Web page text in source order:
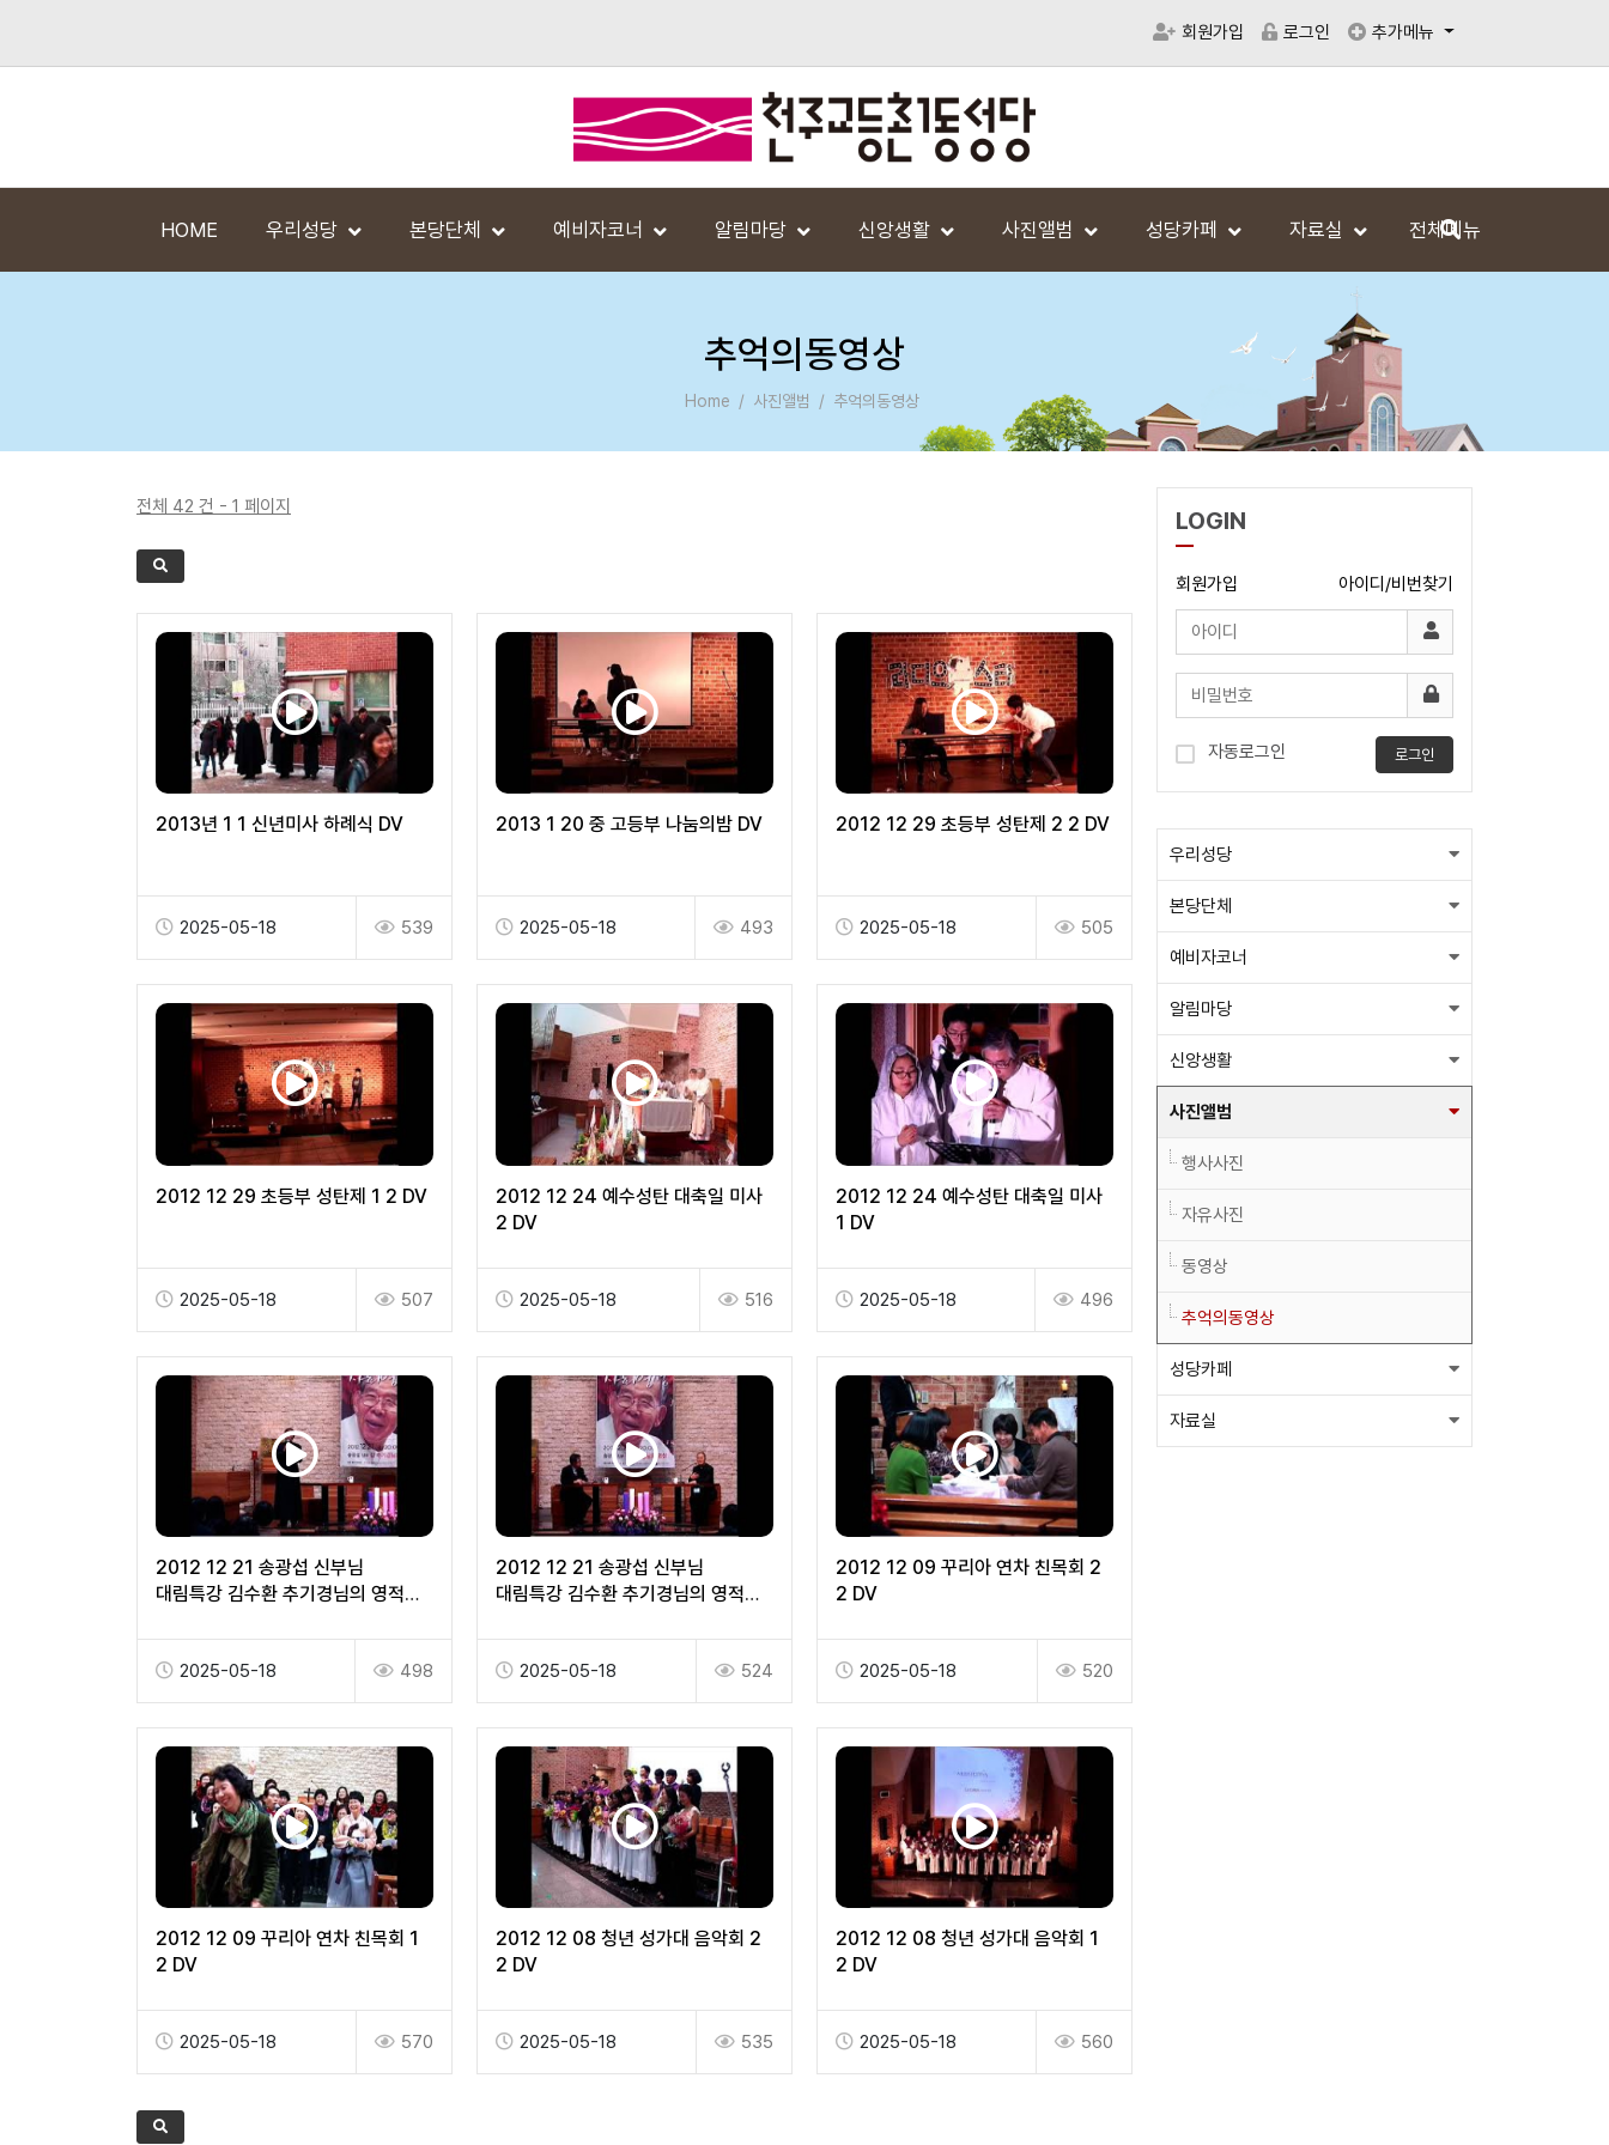
회원가입 로그인 추가메뉴
HOME 우리성당 본당단체 예비자코너 알림마당 신앙생활 사진앨범 성당카페 자료실 전체메뉴
추억의동영상
Home 사진앨범 추억의동영상
전체 42 건 - 1 페이지
2013년 1 1 신년미사 하례식 DV
2025-05-18 539
2013 1 20 중 고등부 나눔의밤 DV
2025-05-18 493
2012 12 29 초등부 성탄제 2 2 DV
2025-05-18 505
2012 12 29 초등부 성탄제 1 2 DV
2025-05-18 507
2012 12 24 예수성탄 대축일 미사
2 DV
2025-05-18 516
2012 12 24 예수성탄 대축일 미사
1 DV
2025-05-18 496
2012 12 21 송광섭 신부님
대림특강 김수환 추기경님의 영적
2025-05-18 498
2012 12 21 송광섭 신부님
대림특강 김수환 추기경님의 영적
2025-05-18 524
2012 12 09 꾸리아 연차 친목회 2
2 DV
2025-05-18 520
2012 12 09 꾸리아 연차 친목회 1
2 DV
2025-05-18 570
2012 12 08 청년 성가대 음악회 2
2 DV
2025-05-18 535
2012 12 08 청년 성가대 음악회 1
2 DV
2025-05-18 560
LOGIN
회원가입 아이디/비번찾기
자동로그인 로그인
우리성당
본당단체
예비자코너
알림마당
신앙생활
사진앨범
행사사진
자유사진
동영상
추억의동영상
성당카페
자료실